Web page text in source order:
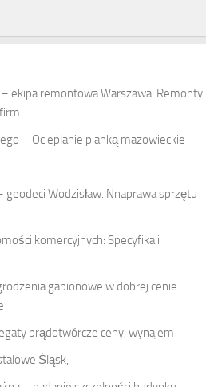
ekipa remontowa Warszawa. Remonty
– Ocieplanie pianką mazowieckie
Wodzisław. Nnaprawa sprzętu
komercyjnych: Specyfika i
gabionowe w dobrej cenie.
prądotwórcze ceny, wynajem
Śląsk,